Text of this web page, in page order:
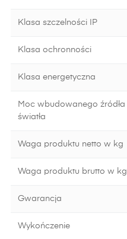
Klasa szczelności IP
Klasa ochronności
Klasa energetyczna
Moc wbudowanego źródła
światła
Waga produktu netto w kg
Waga produktu brutto w kg
Gwarancja
Wykończenie